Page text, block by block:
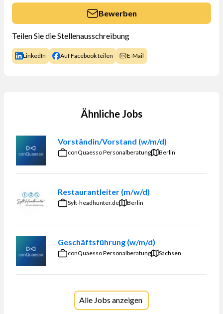
Bewerben
Teilen Sie die Stellenausschreibung
LinkedIn Auf Facebook teilen E-Mail
Ähnliche Jobs
Vorständin/Vorstand (w/m/d)
conQuaesso Personalberatung Berlin
Restaurantleiter (m/w/d)
Sylt-headhunter.de Berlin
Geschäftsführung (w/m/d)
conQuaesso Personalberatung Sachsen
Alle Jobs anzeigen